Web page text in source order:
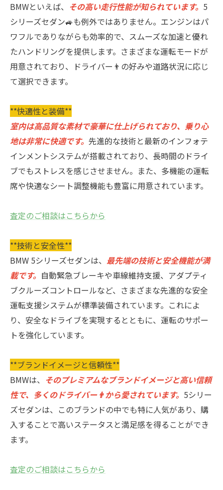
BMWといえば、 その高い走行性能が知られています。 5
シリーズセダン🚙も例外ではありません。エンジンはパ
ワフルでありながらも効率的で、スムーズな加速と優れ
たハンドリングを提供します。さまざまな運転モードが
用意されており、ドライバー👨の好みや道路状況に応じ
て選択できます。
**快適性と装備**
室内は高品質な素材で豪華に仕上げられており、乗り心
地は非常に快適です。 先進的な技術と最新のインフォテ
インメントシステムが搭載されており、長時間のドライ
ブでもストレスを感じさせません。また、多機能の運転
席や快適なシート調整機能も豊富に用意されています。
査定のご相談はこちらから
**技術と安全性**
BMW 5シリーズセダンは、 最先端の技術と安全機能が満
載です。 自動緊急ブレーキや車線維持支援、アダプティ
ブクルーズコントロールなど、さまざまな先進的な安全
運転支援システムが標準装備されています。これによ
り、安全なドライブを実現するとともに、運転のサポー
トを強化しています。
**ブランドイメージと信頼性**
BMWは、 そのプレミアムなブランドイメージと高い信頼
性で、多くのドライバー👨から愛されています。 5シリー
ズセダンは、このブランドの中でも特に人気があり、購
入することで高いステータスと満足感を得ることができ
ます。
査定のご相談はこちらから